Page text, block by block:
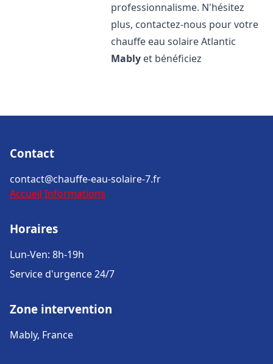
professionnalisme. N'hésitez
plus, contactez-nous pour votre
chauffe eau solaire Atlantic
Mably et bénéficiez
Contact
contact@chauffe-eau-solaire-7.fr
Accueil Informations
Horaires
Lun-Ven: 8h-19h
Service d'urgence 24/7
Zone intervention
Mably, France